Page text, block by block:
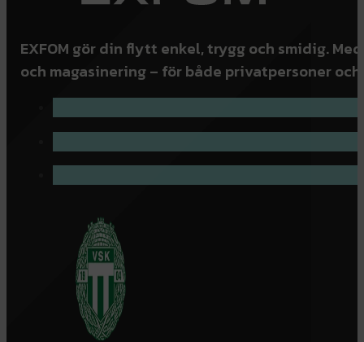
EXFOM gör din flytt enkel, trygg och smidig.
och magasinering – för både privatpersoner